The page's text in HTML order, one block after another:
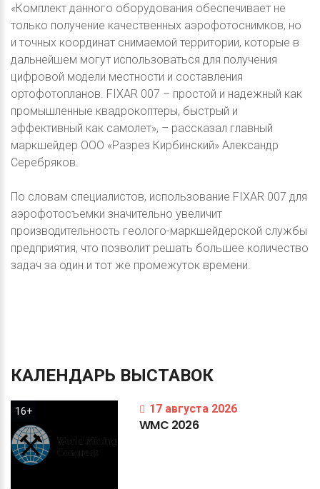
«Комплект данного оборудования обеспечивает не
только получение качественных аэрофотоснимков, но
и точных координат снимаемой территории, которые в
дальнейшем могут использоваться для получения
цифровой модели местности и составления
ортофотопланов. FIXAR 007 – простой и надежный как
промышленные квадрокоптеры, быстрый и
эффективный как самолет», – рассказал главный
маркшейдер ООО «Разрез Кирбинский» Александр
Серебряков.
По словам специалистов, использование FIXAR 007 для
аэрофотосъемки значительно увеличит
производительность геолого-маркшейдерской службы
предприятия, что позволит решать большее количество
задач за один и тот же промежуток времени.
КАЛЕНДАРЬ ВЫСТАВОК
16+ 17 августа 2026
WMC 2026